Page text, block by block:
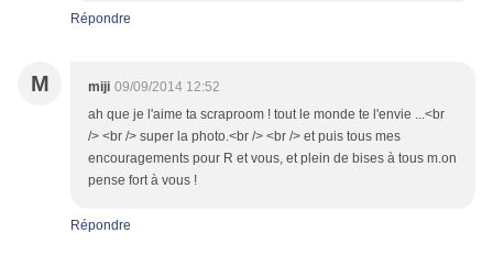
Répondre
M miji 09/09/2014 12:52
ah que je l'aime ta scraproom ! tout le monde te l'envie ...<br
/> <br /> super la photo.<br /> <br /> et puis tous mes
encouragements pour R et vous, et plein de bises à tous m.on
pense fort à vous !
Répondre